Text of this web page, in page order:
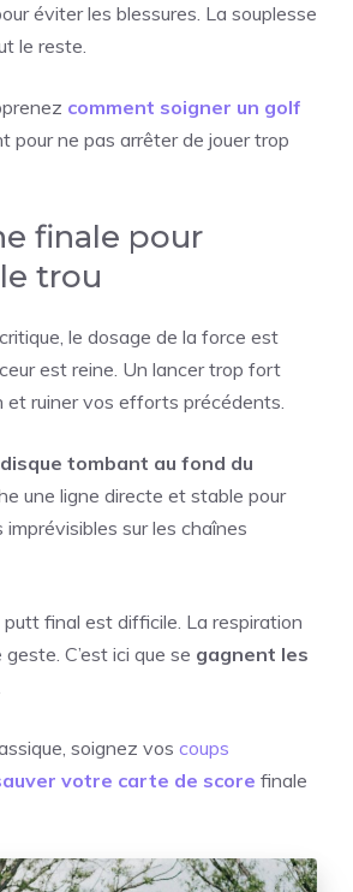
éviter les blessures. La souplesse
le reste.
comment soigner un golf
pour ne pas arrêter de jouer trop
finale pour
trou
le dosage de la force est
est reine. Un lancer trop fort
et ruiner vos efforts précédents.
disque tombant au fond du
une ligne directe et stable pour
sur les chaînes
putt final est difficile. La respiration
C’est ici que se gagnent les
soignez vos coups
votre carte de score finale